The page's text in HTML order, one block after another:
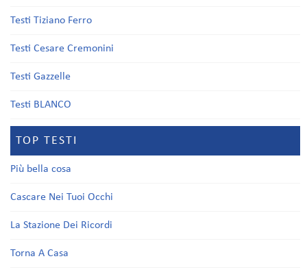
Testi Tiziano Ferro
Testi Cesare Cremonini
Testi Gazzelle
Testi BLANCO
TOP TESTI
Più bella cosa
Cascare Nei Tuoi Occhi
La Stazione Dei Ricordi
Torna A Casa